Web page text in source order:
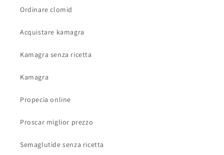
Ordinare clomid
Acquistare kamagra
Kamagra senza ricetta
Kamagra
Propecia online
Proscar miglior prezzo
Semaglutide senza ricetta